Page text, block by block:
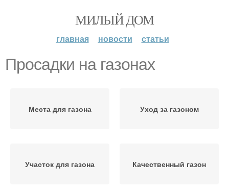
МИЛЫЙ ДОМ
главная новости статьи
Просадки на газонах
Места для газона Уход за газоном
Участок для газона Качественный газон